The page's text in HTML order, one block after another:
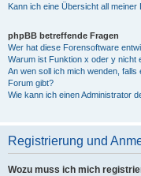
Kann ich eine Übersicht all meiner
phpBB betreffende Fragen
Wer hat diese Forensoftware
Warum ist Funktion x oder y nicht
An wen soll ich mich wenden,
Forum gibt?
Wie kann ich einen Administrator
Registrierung und
Wozu muss ich mich